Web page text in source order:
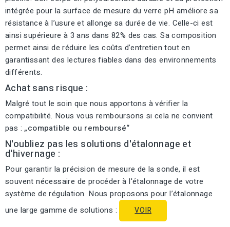
intégrée pour la surface de mesure du verre pH améliore sa
résistance à l’usure et allonge sa durée de vie. Celle-ci est
ainsi supérieure à 3 ans dans 82% des cas. Sa composition
permet ainsi de réduire les coûts d’entretien tout en
garantissant des lectures fiables dans des environnements
différents.
Achat sans risque :
Malgré tout le soin que nous apportons à vérifier la
compatibilité. Nous vous remboursons si cela ne convient
pas :„compatible ou remboursé“
N'oubliez pas les solutions d'étalonnage et
d'hivernage :
Pour garantir la précision de mesure de la sonde, il est
souvent nécessaire de procéder à l'étalonnage de votre
système de régulation. Nous proposons pour l’étalonnage
une large gamme de solutions :
VOIR